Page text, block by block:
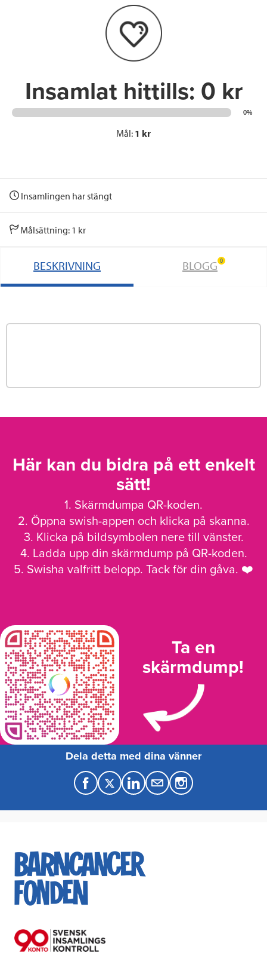
e
I
n
Insamlat hittills: 0 kr
0%
Mål: 1 kr
Insamlingen har stängt
Målsättning: 1 kr
BESKRIVNING BLOGG 0
Här kan du bidra på ett enkelt
sätt!
1. Skärmdumpa QR-koden.
2. Öppna swish-appen och klicka på skanna.
3. Klicka på bildsymbolen nere till vänster.
4. Ladda upp din skärmdump på QR-koden.
5. Swisha valfritt belopp. Tack för din gåva. ❤️
Ta en
skärmdump!
Dela detta med dina vänner
F
a
e
b
k
T
w
t
t
L
i
k
e
M
a